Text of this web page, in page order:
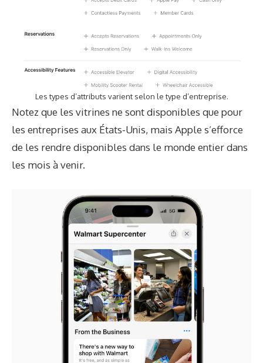
Les types d’attributs varient selon le type d’entreprise.
Notez que les vitrines ne sont disponibles que pour
les entreprises aux États-Unis, mais Apple s’efforce
de les rendre disponibles dans le monde entier dans
les mois à venir.